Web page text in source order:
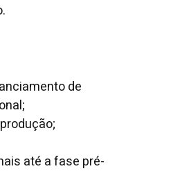
de
até a fase pré-